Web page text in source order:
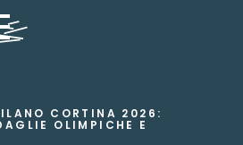
CORTINA 2026:
OLIMPICHE E